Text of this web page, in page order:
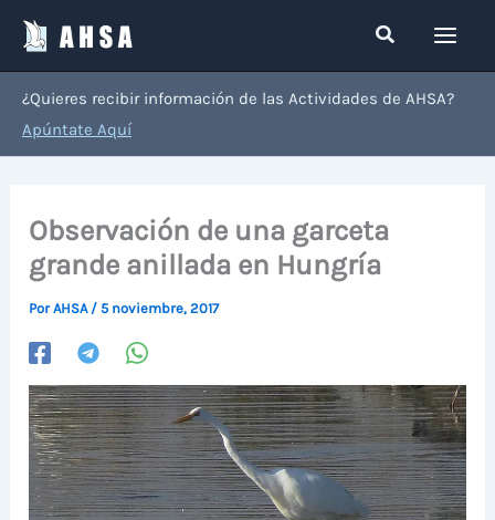
contenido
Buscar
¿Quieres recibir información de las Actividades de AHSA?
Apúntate Aquí
Observación de una garceta
grande anillada en Hungría
PorAHSA / 5 noviembre, 2017